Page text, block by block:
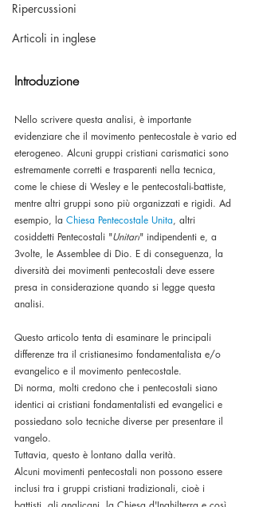
Ripercussioni
Articoli in inglese
Introduzione
Nello scrivere questa analisi, è importante
evidenziare che il movimento pentecostale è vario ed
eterogeneo. Alcuni gruppi cristiani carismatici sono
estremamente corretti e trasparenti nella tecnica,
come le chiese di Wesley e le pentecostali-battiste,
mentre altri gruppi sono più organizzati e rigidi. Ad
esempio, la Chiesa Pentecostale Unita, altri
cosiddetti Pentecostali "Unitari" indipendenti e, a
3volte, le Assemblee di Dio. E di conseguenza, la
diversità dei movimenti pentecostali deve essere
presa in considerazione quando si legge questa
analisi.
Questo articolo tenta di esaminare le principali
differenze tra il cristianesimo fondamentalista e/o
evangelico e il movimento pentecostale.
Di norma, molti credono che i pentecostali siano
identici ai cristiani fondamentalisti ed evangelici e
possiedano solo tecniche diverse per presentare il
vangelo.
Tuttavia, questo è lontano dalla verità.
Alcuni movimenti pentecostali non possono essere
inclusi tra i gruppi cristiani tradizionali, cioè i